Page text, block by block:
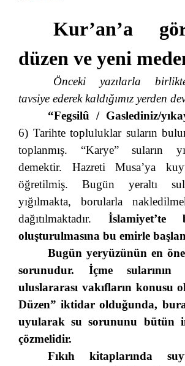
Kur’an’a
düzen ve yeni
Önceki yazılarla
tavsiye ederek kaldığımız yerden
“Fegsilû / Gaslediniz/
6) Tarihte topluluklar suların
toplanmış. “Karye” suların
demektir. Hazreti Musa’ya
öğretilmiş. Bugün yeraltı
yığılmakta, borularla
dağıtılmaktadır. İslamiyet’te
oluşturulmasına bu emirle
Bugün yeryüzünün en
sorunudur. İçme sularının
uluslararası vakıfların konusu
Düzen” iktidar olduğunda,
uyularak su sorununu bütün
çözmelidir.
Fıkıh kitaplarında